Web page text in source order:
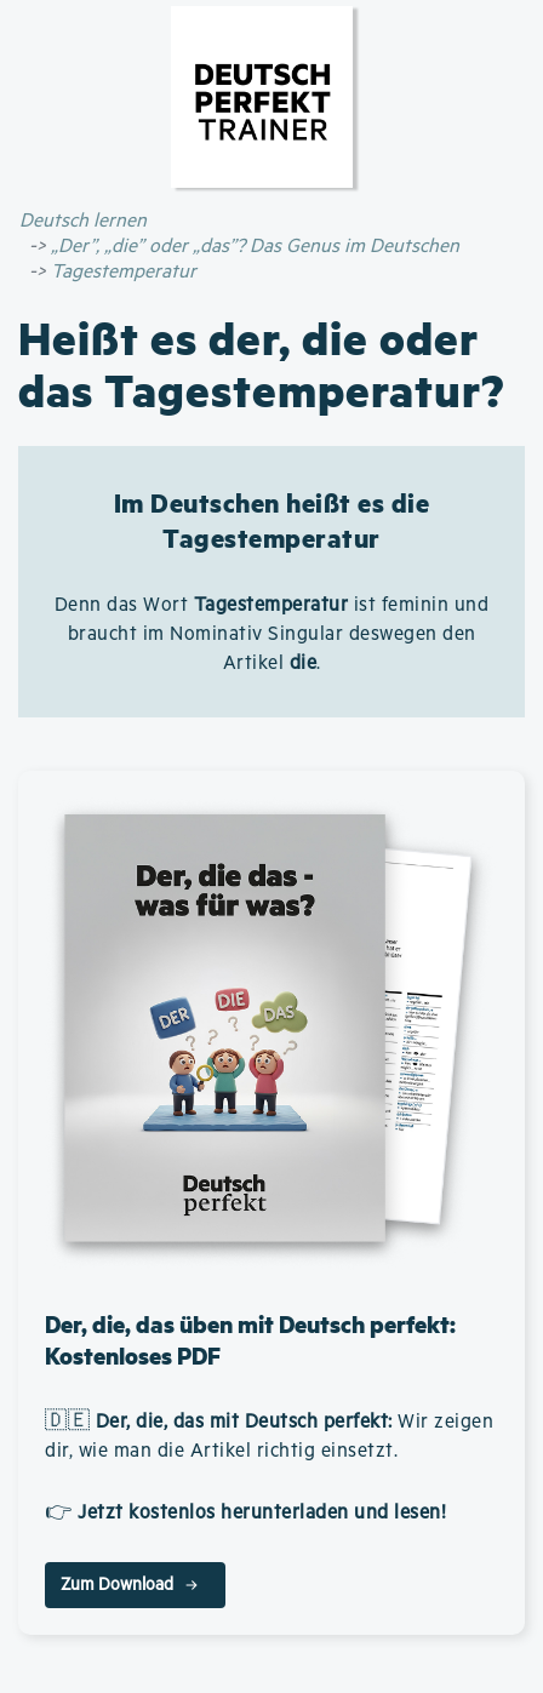
Inhalt
Deutsch lernen
„Der”, „die” oder „das”? Das Genus im Deutschen
Tagestemperatur
Heißt es der, die oder
das Tagestemperatur?
Im Deutschen heißt es die
Tagestemperatur
Denn das Wort Tagestemperatur ist feminin und
braucht im Nominativ Singular deswegen den
Artikel die.
Der, die, das üben mit Deutsch perfekt:
Kostenloses PDF
🇩🇪 Der, die, das mit Deutsch perfekt: Wir zeigen
dir, wie man die Artikel richtig einsetzt.
👉 Jetzt kostenlos herunterladen und lesen!
Zum Download